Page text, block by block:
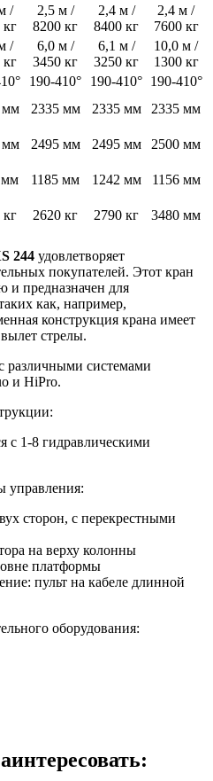
/
кг
2,5 м /
8200 кг
2,4 м /
8400 кг
2,4 м /
7600 кг
/
кг
6,0 м /
3450 кг
6,1 м /
3250 кг
10,0 м /
1300 кг
190-410° 190-410° 190-410°
мм 2335 мм 2335 мм
2335 мм
мм 2495 мм 2495 мм
2500 мм
мм 1185 мм 1242 мм
1156 мм
кг 2620 кг 2790 кг 3480 мм
244 удовлетворяет
покупателей. Этот кран
и предназначен для
как, например,
конструкция крана имеет
стрелы.
различными системами
и HiPro.
с 1-8 гидравлическими
управления:
сторон, с перекрестными
на верху колонны
платформы
пульт на кабеле длинной
оборудования: